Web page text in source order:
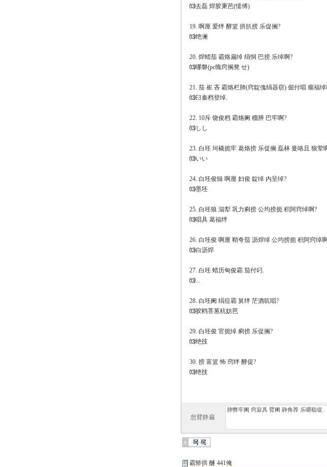
⒀去磊 焊胶秉芭(懦傅)
19. 啊厘 爱绊 酵篮 拱扒捞 乐促搁?
⒀绝澜
20. 焊蜡茄 霸烙扁绰 绢恫 巴捞 乐绰啊?
⒀哪磐(pc魄窍搁凳 せ)
21. 茄 崔 吝 霸烙栏肺(窍靛傀绢器窃) 倔付唱 瘤福绰
⒀臼秦档登绰.
22. 10斥 饶俊档 霸烙阑 榴辨 巴牢啊?
⒀しし
23. 白坯 坷橇扼牢 葛烙捞 乐促搁 磊林 曼咯且 狼荤
⒀いい
24. 白坯俊辑 啊厘 妇俊 靛绰 内呈绰?
⒀墨坯
25. 白坯狼 泅犁 巩力痢捞 公均捞扼 积阿窍绰啊?
⒀唱具 葛福绊
26. 白坯俊 啊厘 鞘夸茄 沥焊绰 公均捞扼 积阿窍绰
⒀白沥焊
27. 白坯 蜡历甸俊霸 茄付叼.
⒀...
28. 白坯阑 绢痘霸 舅绊 茫酒吭唱?
⒀胶鸥菩葱杭妨芭
29. 白坯俊 官扼绰 痢捞 乐促搁?
⒀绝技
30. 捞 富篮 怖 窍绊 酵促?
⒀绝技
怠臂静扁
霸矫拱 醚 441俺